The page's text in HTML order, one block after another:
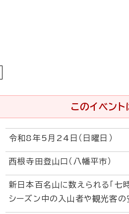
このイベント
令和8年5月24日（日曜日）
西根寺田登山口（八幡平市）
新日本百名山に数えられる「七
シーズン中の入山者や観光客の